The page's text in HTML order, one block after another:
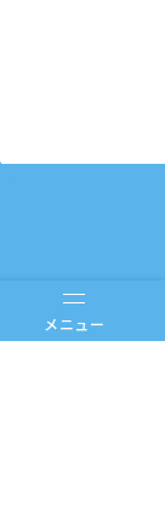
メニュー